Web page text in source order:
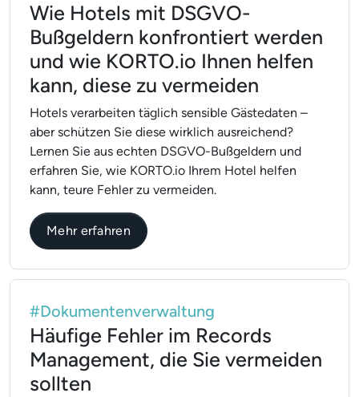
Wie Hotels mit DSGVO-
Bußgeldern konfrontiert werden
und wie KORTO.io Ihnen helfen
kann, diese zu vermeiden
Hotels verarbeiten täglich sensible Gästedaten –
aber schützen Sie diese wirklich ausreichend?
Lernen Sie aus echten DSGVO-Bußgeldern und
erfahren Sie, wie KORTO.io Ihrem Hotel helfen
kann, teure Fehler zu vermeiden.
Mehr erfahrenüber Wie Hotels mit DSGVO-
#Dokumentenverwaltung
Häufige Fehler im Records
Management, die Sie vermeiden
sollten